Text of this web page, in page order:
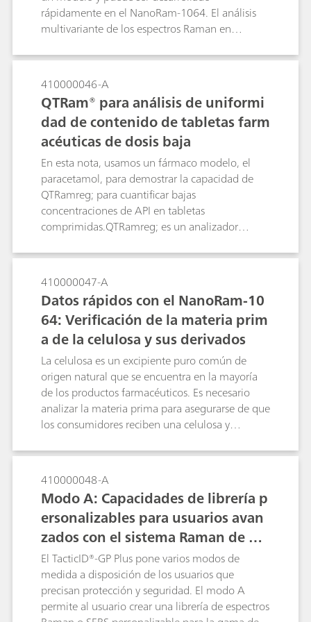
problemas.
rápidamente en el NanoRam-1064. El análisis
multivariante de los espectros Raman en
metodologías más robustas para la
identificación de muestras.
410000046-A
QTRam® para análisis de uniformi
dad de contenido de tabletas farm
acéuticas de dosis baja
En esta nota, usamos un fármaco modelo, el
paracetamol, para demostrar la capacidad de
QTRamreg; para cuantificar bajas
concentraciones de API en tabletas
comprimidas.QTRamreg; es un analizador
específicamente para el análisis de uniformidad
de contenido de productos farmacéuticos en
formas de dosificación sólidas.
410000047-A
Datos rápidos con el NanoRam-10
64: Verificación de la materia prim
a de la celulosa y sus derivados
La celulosa es un excipiente puro común de
origen natural que se encuentra en la mayoría
de los productos farmacéuticos. Es necesario
analizar la materia prima para asegurarse de que
los consumidores reciben una celulosa y
NanoRam®-1064 es un elemento esencial para
las pruebas de identificación de fármacos, ya
que minimiza la fluorescencia generada por los
típicos sistemas Raman de mano con láseres de
785 nm. Por ello, el NanoRam®-1064 se utiliza
en estos casos para identificar los derivados de la
celulosa que normalmente serían fluorescentes
con un láser de 785 nm.
410000048-A
Modo A: Capacidades de librería p
ersonalizables para usuarios avan
zados con el sistema Raman de ma
no TacticID®-GP Plus
El TacticID®-GP Plus pone varios modos de
medida a disposición de los usuarios que
precisan protección y seguridad. El modo A
permite al usuario crear una librería de espectros